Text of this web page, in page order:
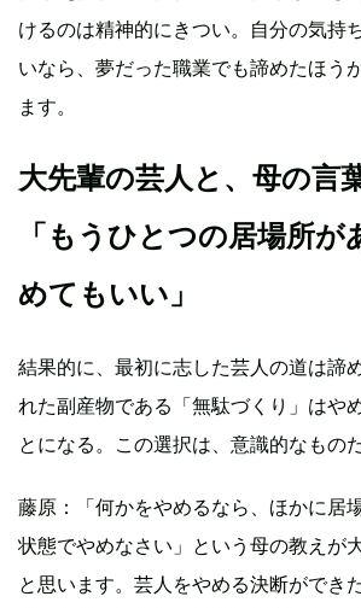
けるのは精神的にきつい。自分の気持
いなら、夢だった職業でも諦めたほう
ます。
大先輩の芸人と、母の言
「もうひとつの居場所が
めてもいい」
結果的に、最初に志した芸人の道は諦
れた副産物である「無駄づくり」はや
とになる。この選択は、意識的なもの
藤原：「何かをやめるなら、ほかに居
状態でやめなさい」という母の教えが
と思います。芸人をやめる決断ができ